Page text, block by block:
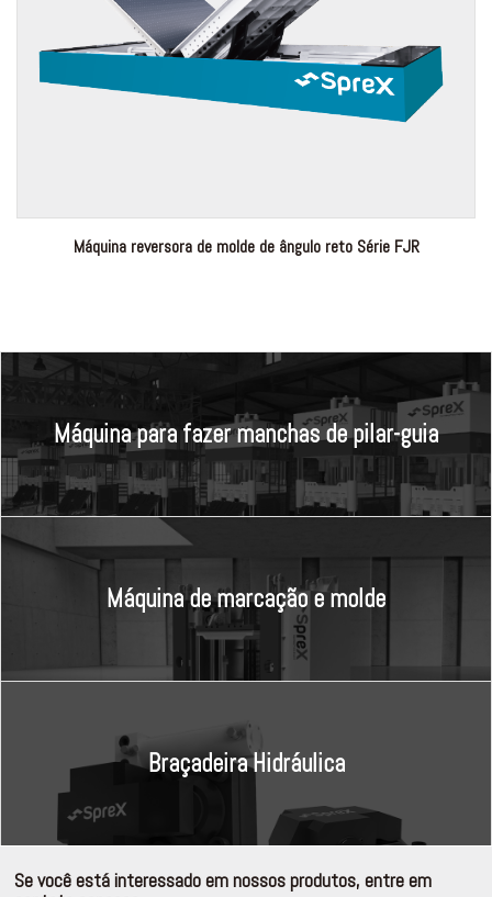
Máquina reversora de molde de ângulo reto Série FJR
Máquina para fazer manchas de pilar-guia
Máquina de marcação e molde
Braçadeira Hidráulica
Se você está interessado em nossos produtos, entre em